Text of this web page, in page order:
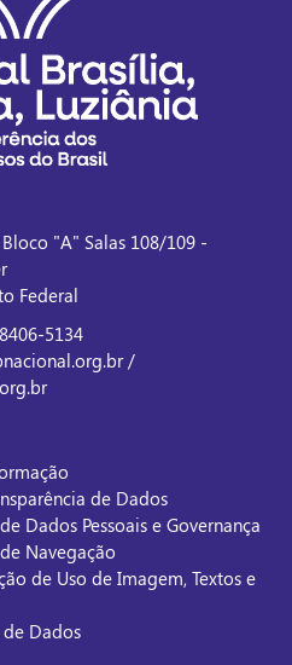
"A" Salas 108/109 -
Federal
5134
/
de Dados
Dados Pessoais e Governança
Navegação
de Uso de Imagem, Textos e
Dados